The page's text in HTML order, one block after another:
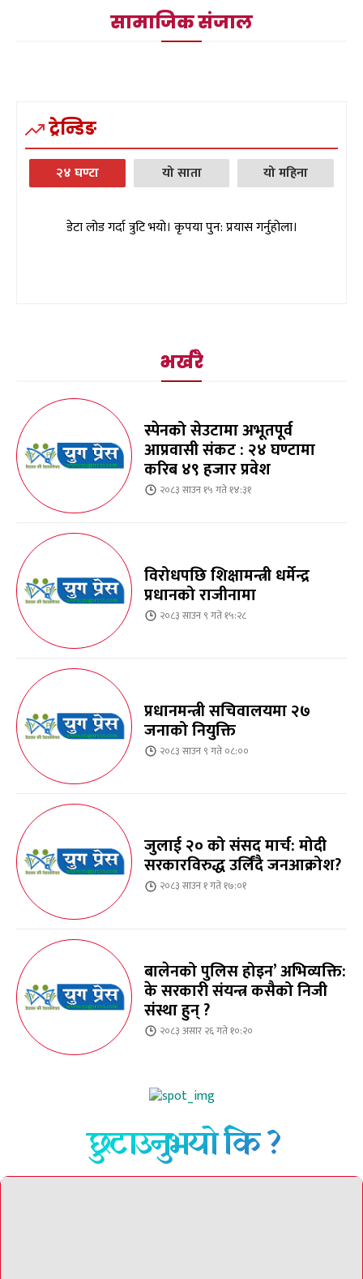
सामाजिक संजाल
ट्रेन्डिङ
२४ घण्टा यो साता यो महिना
डेटा लोड गर्दा त्रुटि भयो। कृपया पुन: प्रयास गर्नुहोला।
भर्खरै
स्पेनको सेउटामा अभूतपूर्व
आप्रवासी संकट : २४ घण्टामा
करिब ४९ हजार प्रवेश
२०८३ साउन १५ गते १४:३१
विरोधपछि शिक्षामन्त्री धर्मेन्द्र
प्रधानको राजीनामा
२०८३ साउन ९ गते १५:२८
प्रधानमन्त्री सचिवालयमा २७
जनाको नियुक्ति
२०८३ साउन ९ गते ०८:००
जुलाई २० को संसद मार्च: मोदी
सरकारविरुद्ध उर्लिंदै जनआक्रोश?
२०८३ साउन १ गते १७:०१
बालेनको पुलिस होइन’ अभिव्यक्ति:
के सरकारी संयन्त्र कसैको निजी
संस्था हुन् ?
२०८३ असार २६ गते १०:२०
छुटाउनुभयो कि ?